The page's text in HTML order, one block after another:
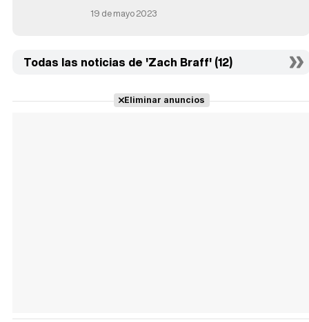
19 de mayo 2023
Todas las noticias de 'Zach Braff' (12)
Eliminar anuncios